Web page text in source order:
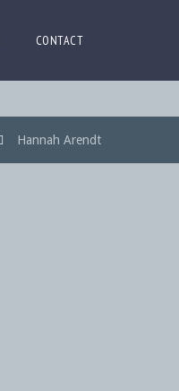
CONTACT
Hannah Arendt